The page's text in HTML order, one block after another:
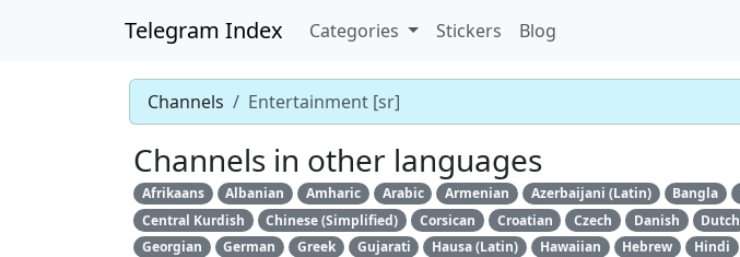
Telegram Index Categories Stickers Blog
Channels Entertainment [sr]
Channels in other languages
Afrikaans Albanian Amharic Arabic Armenian Azerbaijani (Latin) Bangla
Central Kurdish
Chinese (Simplified) Corsican Croatian Czech Danish Dutch
Georgian
German Greek Gujarati Hausa (Latin) Hawaiian Hebrew Hindi